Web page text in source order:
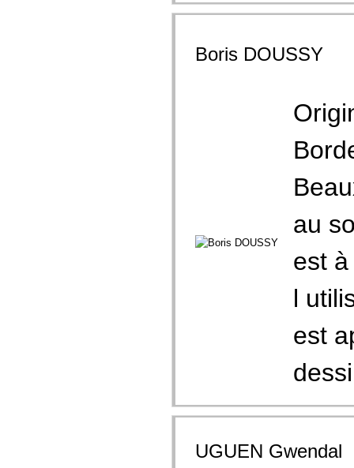
Boris DOUSSY
au
est
l
est
UGUEN Gwendal